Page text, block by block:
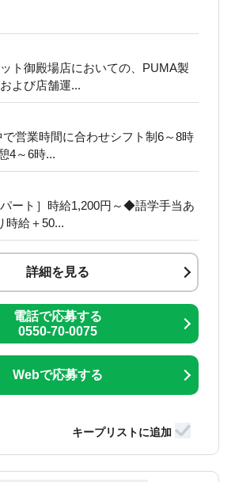
ト御殿場店においての、PUMA製
よび店舗運...
で営業時間に合わせシフト制6～8時
4～6時...
パート］時給1,200円～◆語学手当あ
時給＋50...
詳細を見る
電話で応募する
0550-70-0075
Webで応募する